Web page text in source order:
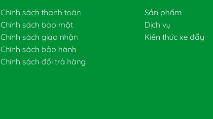
Chính sách thanh toán
Chính sách bảo mật
Chính sách giao nhận
Chính sách bảo hành
Chính sách đổi trả hàng
Sản phẩm
Dịch vụ
Kiến thức xe đẩy